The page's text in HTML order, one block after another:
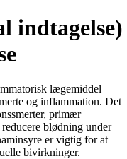
indtagelse)
lægemiddel
og inflammation. Det
primær
blødning under
er vigtig for at
bivirkninger.